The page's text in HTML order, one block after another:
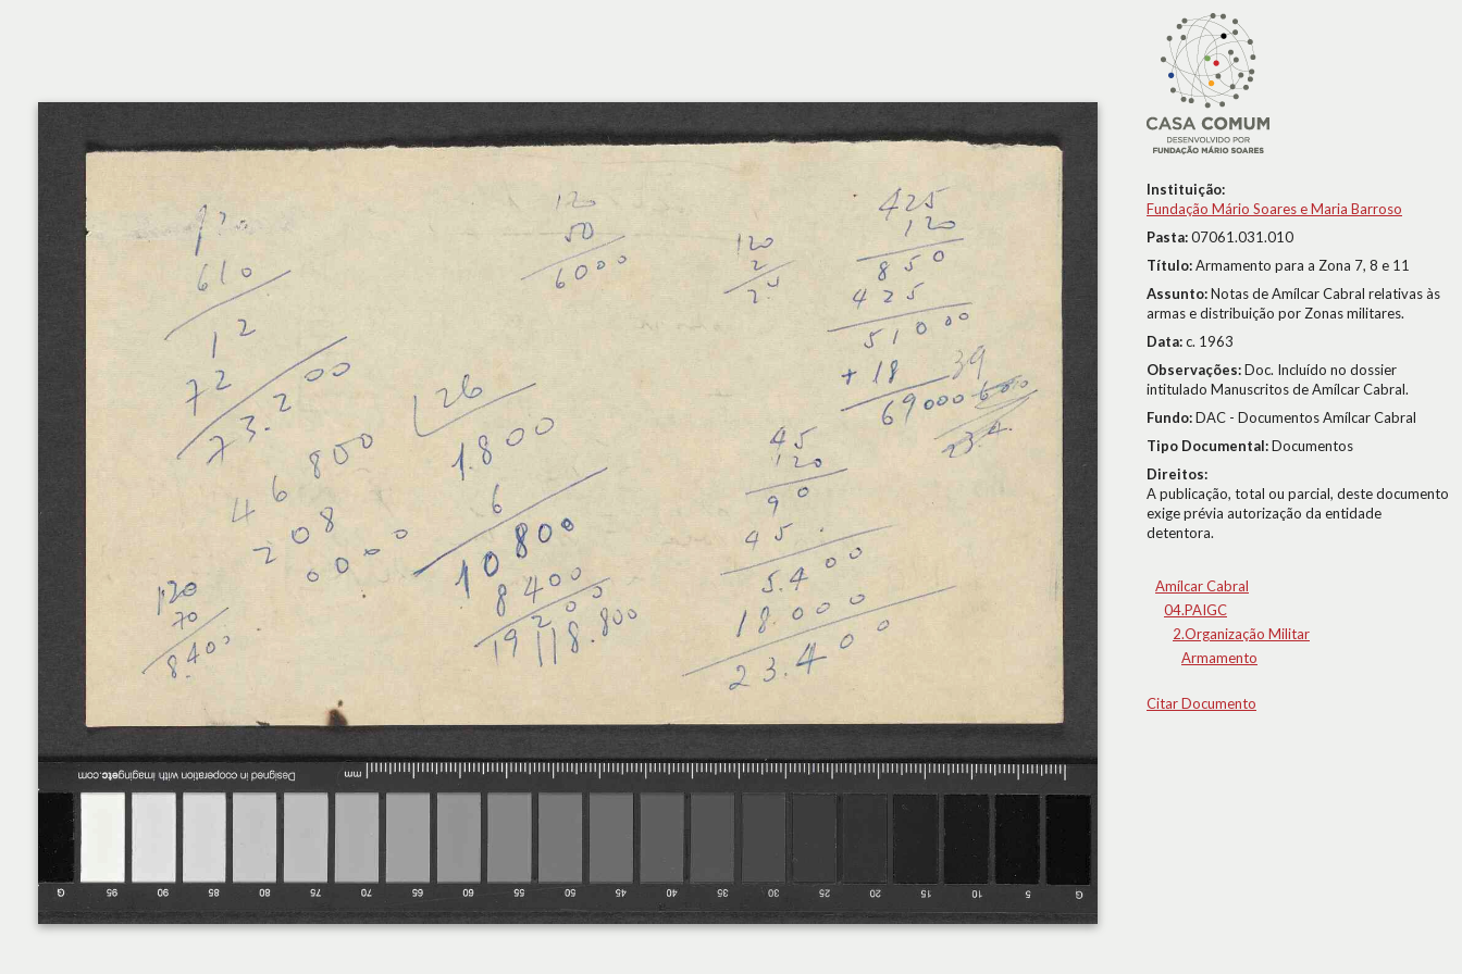
Instituição:
Fundação Mário Soares e Maria Barroso
Pasta:07061.031.010
Título:Armamento para a Zona 7, 8 e 11
Assunto:Notas de Amílcar Cabral relativas às
armas e distribuição por Zonas militares.
Data:c. 1963
Observações:Doc. Incluído no dossier
intitulado Manuscritos de Amílcar Cabral.
Fundo:DAC - Documentos Amílcar Cabral
Tipo Documental:Documentos
Direitos:
A publicação, total ou parcial, deste documento
exige prévia autorização da entidade
detentora.
Amílcar Cabral
04.PAIGC
2.Organização Militar
Armamento
Citar Documento